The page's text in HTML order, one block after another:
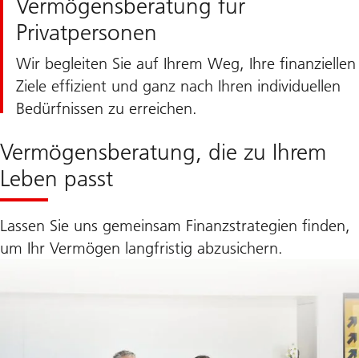
Vermögensberatung für
Privatpersonen
Wir begleiten Sie auf Ihrem Weg, Ihre finanziellen
Ziele effizient und ganz nach Ihren individuellen
Bedürfnissen zu erreichen.
Vermögensberatung, die zu Ihrem
Leben passt
Lassen Sie uns gemeinsam Finanzstrategien finden,
um Ihr Vermögen langfristig abzusichern.